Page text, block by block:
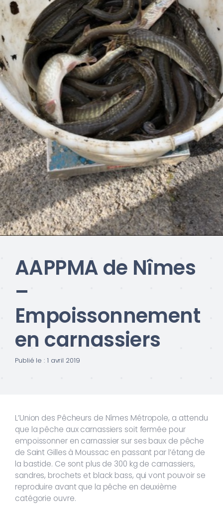
AAPPMA de Nîmes
–
Empoissonnement
en carnassiers
Publié le : 1 avril 2019
L’Union des Pêcheurs de Nîmes Métropole, a attendu
que la pêche aux carnassiers soit fermée pour
empoissonner en carnassier sur ses baux de pêche
de Saint Gilles à Moussac en passant par l’étang de
la bastide. Ce sont plus de 300 kg de carnassiers,
sandres, brochets et black bass, qui vont pouvoir se
reproduire avant que la pêche en deuxième
catégorie ouvre.